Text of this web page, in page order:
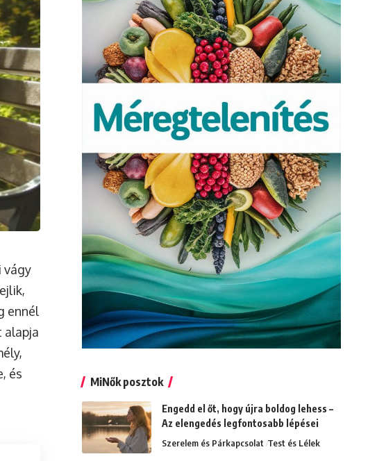
vágy
ennél
alapja
és
MiNők posztok
Engedd el őt, hogy újra boldog lehess –
Az elengedés legfontosabb lépései
Szerelem és Párkapcsolat Test és Lélek